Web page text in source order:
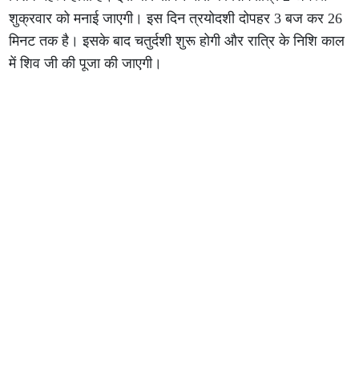
शुक्रवार को मनाई जाएगी। इस दिन त्रयोदशी दोपहर 3 बज कर 26
मिनट तक है। इसके बाद चतुर्दशी शुरू होगी और रात्रि के निशि काल
में शिव जी की पूजा की जाएगी।